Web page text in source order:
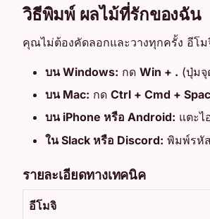
วิธีพิมพ์ ผลไม้ที่รักของฉัน
คุณไม่ต้องคัดลอกและวางทุกครั้ง อีโ
บน Windows: กด Win + . (ปุ่มจุ
บน Mac: กด Ctrl + Cmd +
บน iPhone หรือ Android: แตะ
ใน Slack หรือ Discord: พิมพ์รหั
รายละเอียดทางเทคนิค
อีโมจิ